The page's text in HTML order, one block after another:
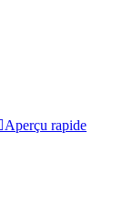
Aperçu rapide